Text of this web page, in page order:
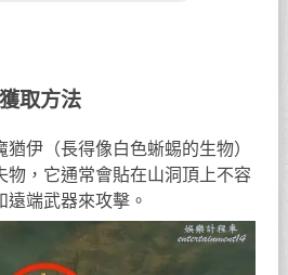
取方法
伊（長得像白色蜥蜴的生物）
物，它通常會貼在山洞頂上不容
端武器來攻擊。